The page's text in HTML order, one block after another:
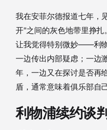
我在安菲尔德报道七年，
开"之间的灰色地带里挣扎
让我觉得特别微妙——利
一边传出内部疑虑；一边
年，一边又在探讨是否再
盾，通常意味着俱乐部自
利物浦续约谈